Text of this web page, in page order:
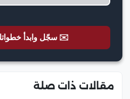
✉️ سجّل وابدأ
مقالات ذات صلة